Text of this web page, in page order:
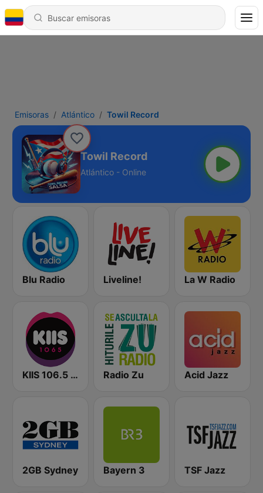
Emisoras Atlántico Towil Record
Towil Record
Atlántico - Online
Blu Radio Liveline! La W Radio
KIIS 106.5 FM Radio Zu Acid Jazz
2GB Sydney Bayern 3 TSF Jazz